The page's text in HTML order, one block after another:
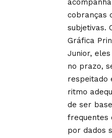
cobranças
subjetivas.
Gráfica
Junior,
no prazo,
respeitado
ritmo
de ser
frequentes
por dados